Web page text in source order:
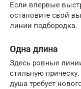
Если впервые
остановите свой
линии подбородка.
Одна длина
Здесь ровные
стильную
душа требует